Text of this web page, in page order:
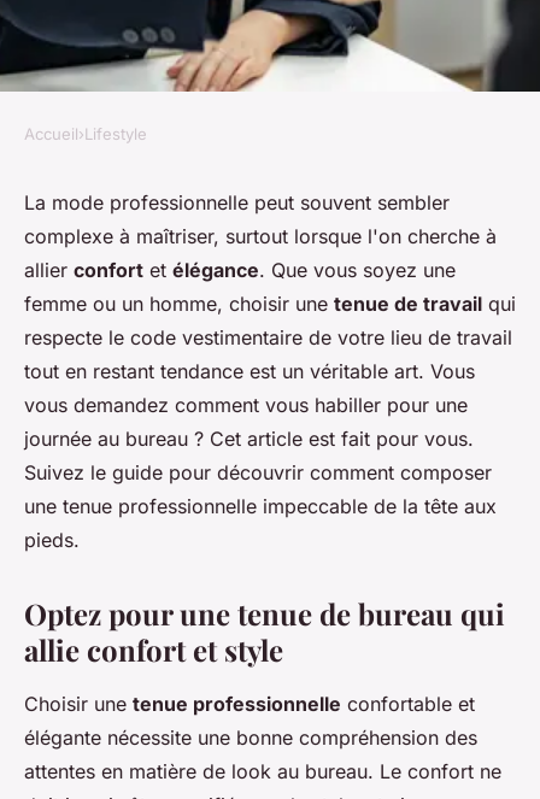
LIFESTYLE
Comment choisir une tenue de
travail confortable et élégante
pour une journée au bureau ?
Théa•21 juin 2024•4 min de lecture
Accueil›Lifestyle
La mode professionnelle peut souvent sembler
complexe à maîtriser, surtout lorsque l'on cherche à
allier confort et élégance. Que vous soyez une
femme ou un homme, choisir une tenue de travail qui
respecte le code vestimentaire de votre lieu de travail
tout en restant tendance est un véritable art. Vous
vous demandez comment vous habiller pour une
journée au bureau ? Cet article est fait pour vous.
Suivez le guide pour découvrir comment composer
une tenue professionnelle impeccable de la tête aux
pieds.
Optez pour une tenue de bureau qui
allie confort et style
Choisir une tenue professionnelle confortable et
élégante nécessite une bonne compréhension des
attentes en matière de look au bureau. Le confort ne